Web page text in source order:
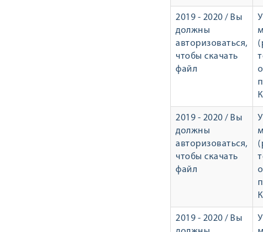
2019 - 2020 / Вы
должны
авторизоваться,
чтобы скачать
файл
2019 - 2020 / Вы
должны
авторизоваться,
чтобы скачать
файл
2019 - 2020 / Вы